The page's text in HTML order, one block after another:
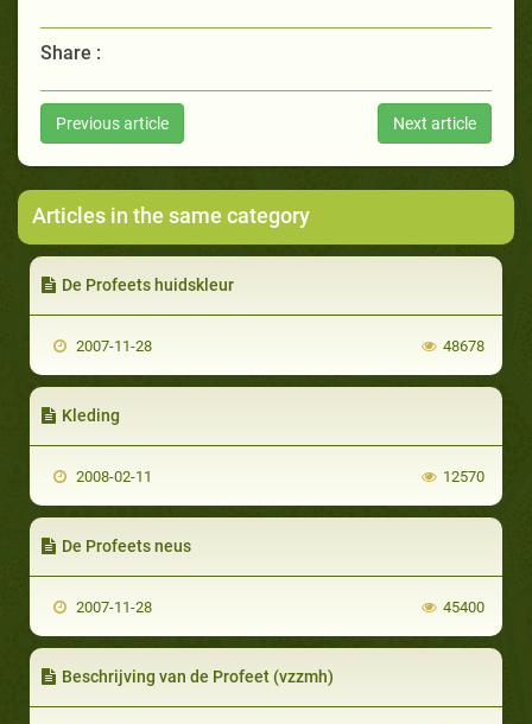
Share :
Previous article Next article
Articles in the same category
De Profeets huidskleur
2007-11-28 48678
Kleding
2008-02-11 12570
De Profeets neus
2007-11-28 45400
Beschrijving van de Profeet (vzzmh)